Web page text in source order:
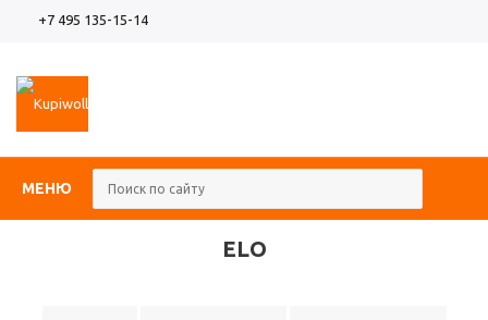
+7 495 135-15-14
МЕНЮ
ELO